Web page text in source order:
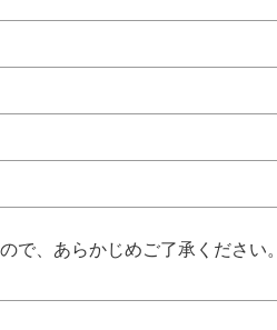
で、あらかじめご了承ください。